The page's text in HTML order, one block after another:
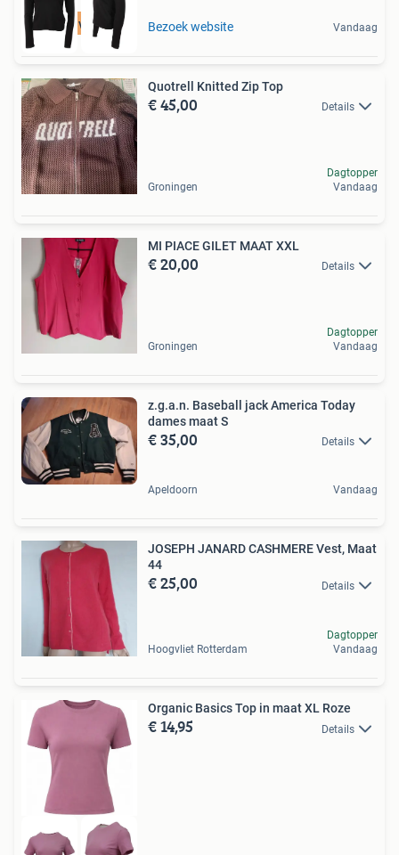
Tot 75% voordeel Bezoek website Vandaag
Quotrell Knitted Zip Top
€ 45,00 Details
Groningen
Dagtopper
Vandaag
MI PIACE GILET MAAT XXL
€ 20,00 Details
Groningen
Dagtopper
Vandaag
z.g.a.n. Baseball jack America Today
dames maat S
€ 35,00 Details
Apeldoorn Vandaag
JOSEPH JANARD CASHMERE Vest, Maat
44
€ 25,00 Details
Hoogvliet Rotterdam
Dagtopper
Vandaag
Organic Basics Top in maat XL Roze
€ 14,95 Details